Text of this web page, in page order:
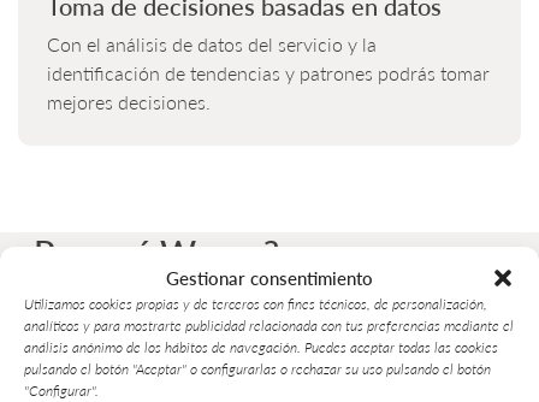
Gestionar consentimiento
Utilizamos cookies propias y de terceros con fines técnicos, de personalización,
analíticos y para mostrarte publicidad relacionada con tus preferencias mediante el
análisis anónimo de los hábitos de navegación. Puedes aceptar todas las cookies
pulsando el botón "Aceptar" o configurarlas o rechazar su uso pulsando el botón
"Configurar".
Con el análisis de datos del servicio y la
identificación de tendencias y patrones podrás tomar
mejores decisiones.
¿Por qué Wezen?
En Wezen te ofrecemos una atención personalizada y
proactiva, con un soporte técnico de alta calidad. Además,
al contar con nuestros servicios, obtendrás: